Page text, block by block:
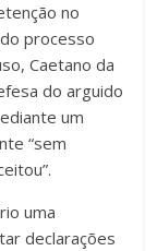
no
processo
Caetano da
do arguido
um
“sem
uma
declarações